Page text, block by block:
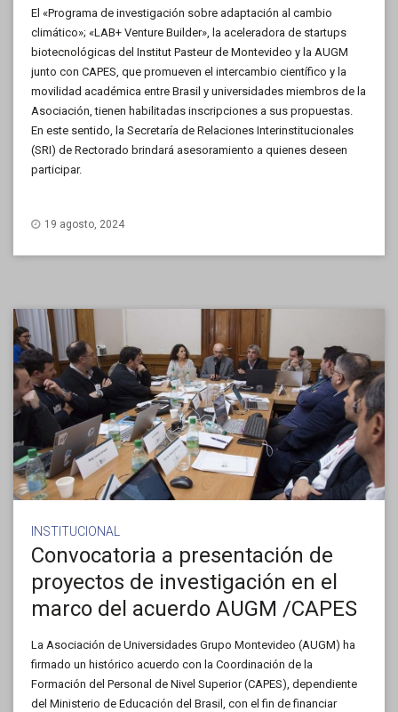
El «Programa de investigación sobre adaptación al cambio
climático»; «LAB+ Venture Builder», la aceleradora de startups
biotecnológicas del Institut Pasteur de Montevideo y la AUGM
junto con CAPES, que promueven el intercambio científico y la
movilidad académica entre Brasil y universidades miembros de la
Asociación, tienen habilitadas inscripciones a sus propuestas.
En este sentido, la Secretaría de Relaciones Interinstitucionales
(SRI) de Rectorado brindará asesoramiento a quienes deseen
participar.
19 agosto, 2024
INSTITUCIONAL
Convocatoria a presentación de
proyectos de investigación en el
marco del acuerdo AUGM /CAPES
La Asociación de Universidades Grupo Montevideo (AUGM) ha
firmado un histórico acuerdo con la Coordinación de la
Formación del Personal de Nivel Superior (CAPES), dependiente
del Ministerio de Educación del Brasil, con el fin de financiar